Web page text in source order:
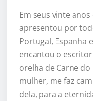
Em seus vinte
apresentou por
Portugal, Espanha
encantou o
orelha de Carne do
mulher, me faz
dela, para a